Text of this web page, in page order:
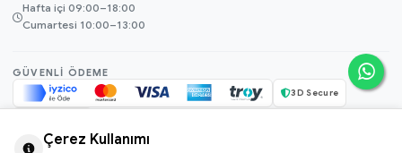
Hafta içi 09:00–18:00
Cumartesi 10:00–13:00
GÜVENLI ÖDEME
3D Secure
Çerez Kullanımı